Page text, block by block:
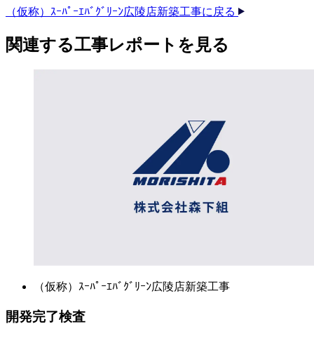
（仮称）ｽｰﾊﾟｰｴﾊﾞｸﾞﾘｰﾝ広陵店新築工事に戻る
関連する​工事レポートを​見る​
（仮称）ｽｰﾊﾟｰｴﾊﾞｸﾞﾘｰﾝ広陵店新築工事
開発完了検査